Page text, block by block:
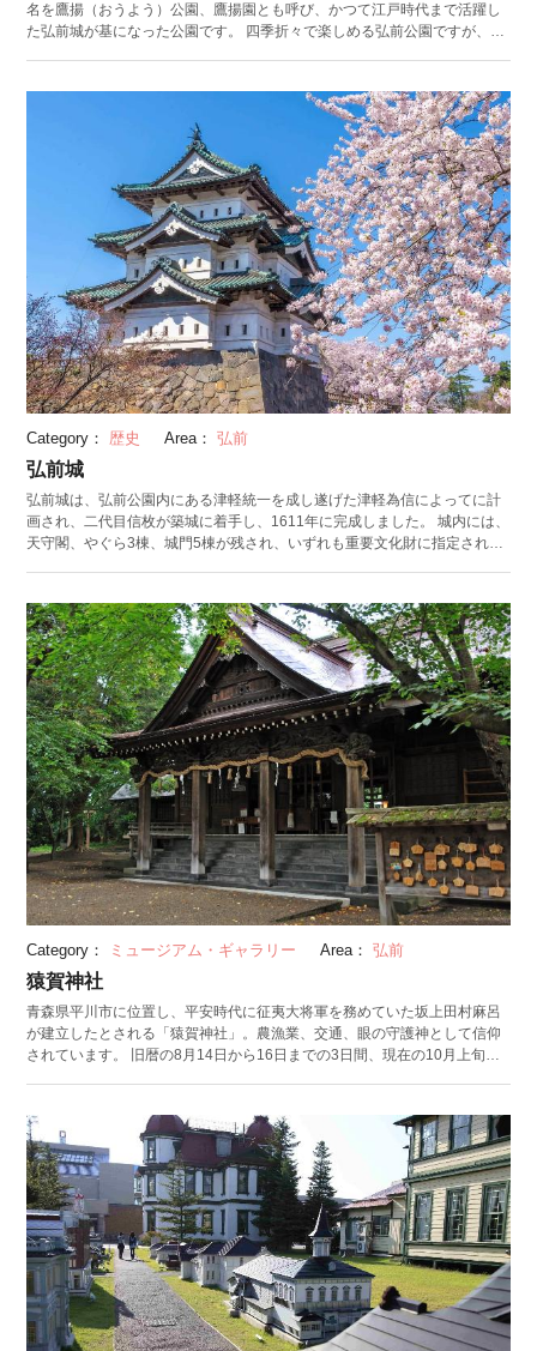
名を鷹揚（おうよう）公園、鷹揚園とも呼び、かつて江戸時代まで活躍し
た弘前城が基になった公園です。 四季折々で楽しめる弘前公園ですが、特
見頃に合わせて「弘前さくらまつり」が開催され、200万人を超える観光
Category： 歴史 Area： 弘前
弘前城
弘前城は、弘前公園内にある津軽統一を成し遂げた津軽為信によってに計
画され、二代目信枚が築城に着手し、1611年に完成しました。 城内には、
天守閣、やぐら3棟、城門5棟が残され、いずれも重要文化財に指定されて
て公開されており、藩政時代の史料・資料が展示されています。見学は無
料ですが、本丸への入場料金が別途必要になります。 敷地内には現存する
日本最古のソメイヨシノや日本最大幹周のソメイヨシノ、1914年に植えら
れたしだれ桜など様々な桜が楽しむことができます。 弘前公園にも2,600
本の桜が植えられており、毎年4月下旬から5月上旬に「弘前さくらまつ
り」が開催され、多くの人が訪れます。
Category： ミュージアム・ギャラリー Area： 弘前
猿賀神社
青森県平川市に位置し、平安時代に征夷大将軍を務めていた坂上田村麻呂
が建立したとされる「猿賀神社」。農漁業、交通、眼の守護神として信仰
されています。 旧暦の8月14日から16日までの3日間、現在の10月上旬に
ートや鯉の餌あげなどが楽しめます。 また、鏡ヶ池の蓮からできたレンコ
ンを加工した「れんこんようかん」は、この地域の特産品です。